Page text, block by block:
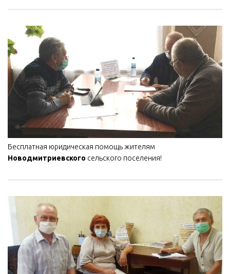
Бесплатная юридическая помощь жителям
Новодмитриевского сельского поселения!